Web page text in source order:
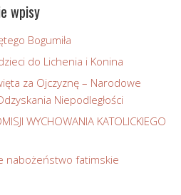
wpisy
Bogumiła
do Lichenia i Konina
za Ojczyznę – Narodowe
Niepodległości
WYCHOWANIA KATOLICKIEGO
nabożeństwo fatimskie